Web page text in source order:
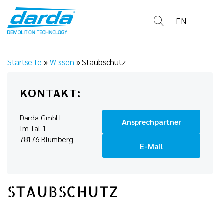
content
EN
Startseite »Wissen »Staubschutz
KONTAKT:
Darda GmbH
Im Tal 1
78176 Blumberg
Ansprechpartner
E-Mail
STAUBSCHUTZ